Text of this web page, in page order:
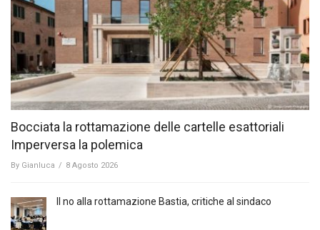
Bocciata la rottamazione delle cartelle esattoriali
Imperversa la polemica
By Gianluca / 8 Agosto 2026
Il no alla rottamazione Bastia, critiche al sindaco